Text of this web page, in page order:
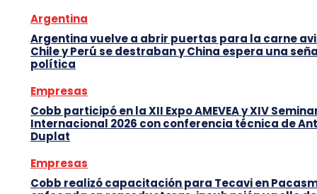
Argentina
Argentina vuelve a abrir puertas para la carne
Chile y Perú se destraban y China espera una
política
Empresas
Cobb participó en la XII Expo AMEVEA y XIV
Internacional 2026 con conferencia técnica de
Duplat
Empresas
Cobb realizó capacitación para Tecavi en